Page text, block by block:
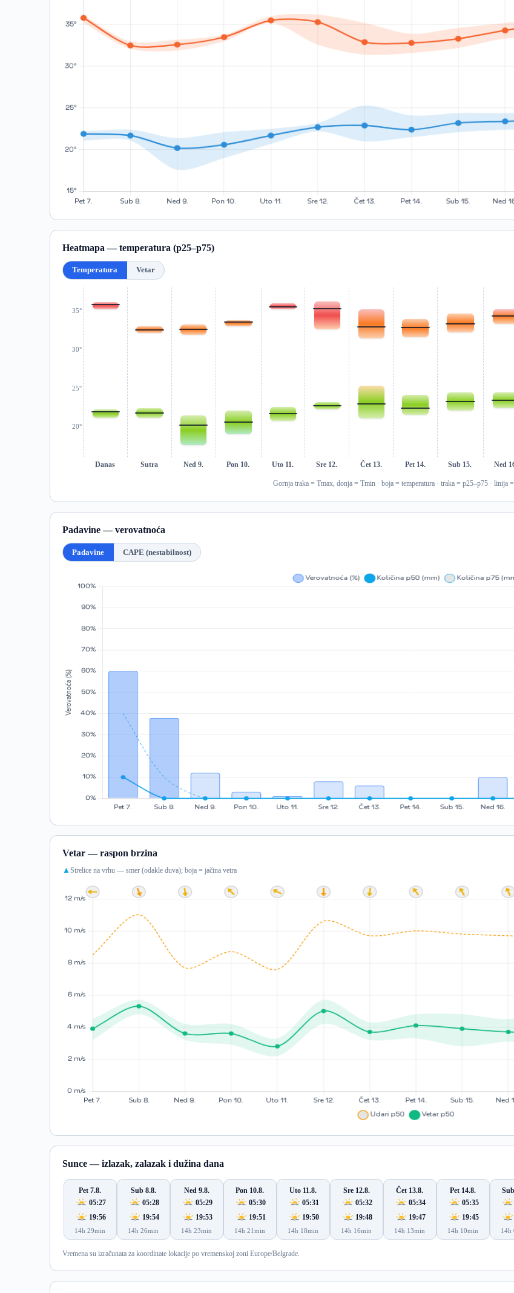
Heatmapa — temperatura (p25–p75)
Temperatura Vetar
20°
25°
30°
35°
Danas Sutra Ned 9. Pon 10. Uto 11. Sre 12. Čet 13. Pet 14. Sub 15. Ned
Gornja traka = Tmax, donja = Tmin · boja = temperatura · traka = p25–p75 · linija
Padavine — verovatnoća
Padavine CAPE (nestabilnost)
Vetar — raspon brzina
▲Strelice na vrhu — smer (odakle duva); boja = jačina vetra
Sunce — izlazak, zalazak i dužina dana
Pet 7.8.
05:27
19:56
14h 29min
Sub 8.8.
05:28
19:54
14h 26min
Ned 9.8.
05:29
19:53
14h 23min
Pon 10.8.
05:30
19:51
14h 21min
Uto 11.8.
05:31
19:50
14h 18min
Sre 12.8.
05:32
19:48
14h 16min
Čet 13.8.
05:34
19:47
14h 13min
Pet 14.8.
05:35
19:45
14h 10min 14h
Vremena su izračunata za koordinate lokacije po vremenskoj zoni Europe/Belgrade.